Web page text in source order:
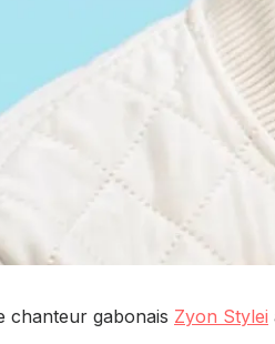
chanteur gabonais Zyon Stylei